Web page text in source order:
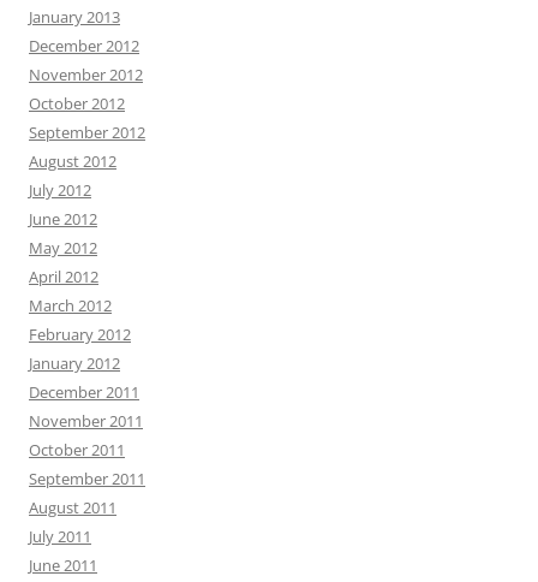
January 2013
December 2012
November 2012
October 2012
September 2012
August 2012
July 2012
June 2012
May 2012
April 2012
March 2012
February 2012
January 2012
December 2011
November 2011
October 2011
September 2011
August 2011
July 2011
June 2011